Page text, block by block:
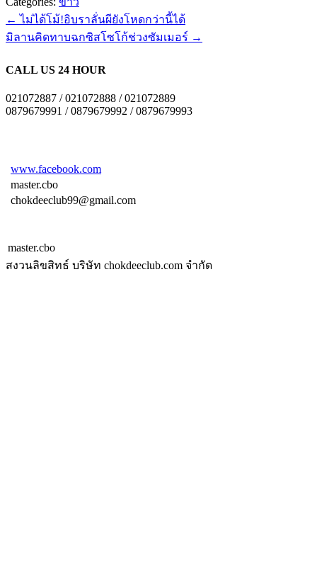
← ไม่ได้โม้!อิบราลั่นผียังโหดกว่านี้ได้
มิลานคิดทาบฉกซิสโซโก้ช่วงซัมเมอร์ →
CALL US 24 HOUR
021072887 / 021072888 / 021072889
0879679991 / 0879679992 / 0879679993
www.facebook.com
master.cbo
chokdeeclub99@gmail.com
master.cbo
สงวนลิขสิทธ์ บริษัท chokdeeclub.com จำกัด